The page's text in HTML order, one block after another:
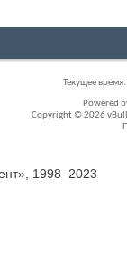
Текущее время:
Powered
Copyright © 2026
1998–2023